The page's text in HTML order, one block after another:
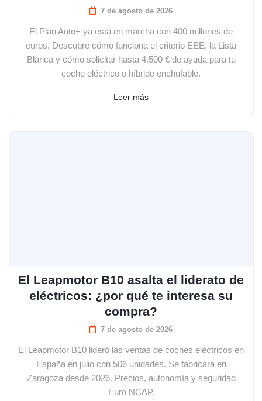
7 de agosto de 2026
El Plan Auto+ ya está en marcha con 400 millones de
euros. Descubre cómo funciona el criterio EEE, la Lista
Blanca y cómo solicitar hasta 4.500 € de ayuda para tu
coche eléctrico o híbrido enchufable.
Leer más
El Leapmotor B10 asalta el liderato de
eléctricos: ¿por qué te interesa su
compra?
7 de agosto de 2026
El Leapmotor B10 lideró las ventas de coches eléctricos en
España en julio con 506 unidades. Se fabricará en
Zaragoza desde 2026. Precios, autonomía y seguridad
Euro NCAP.